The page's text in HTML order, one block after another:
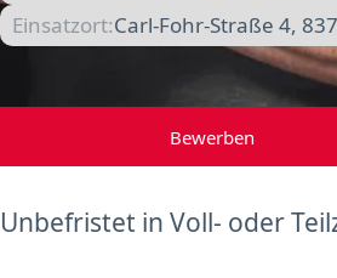
Einsatzort:Carl-Fohr-Straße 4,
Bewerben
Unbefristet in Voll- oder